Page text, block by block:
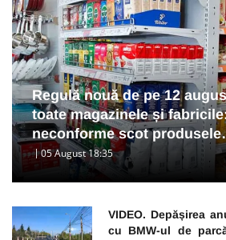
Regulă nouă de pe 12
toate magazinele și
neconforme scot
05 August 18:35
VIDEO. Depășirea
cu BMW-ul de